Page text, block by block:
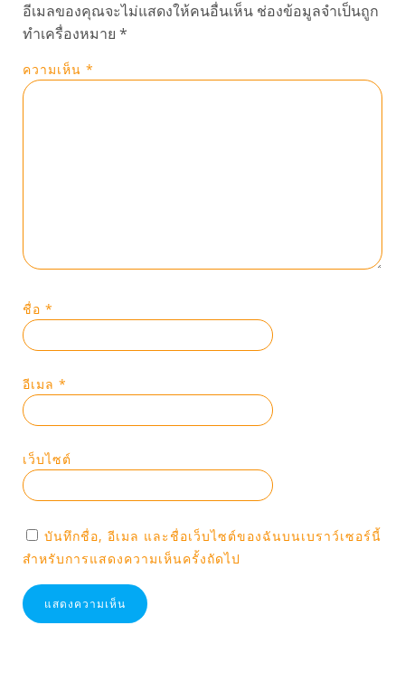
อีเมลของคุณจะไม่แสดงให้คนอื่นเห็น ช่องข้อมูลจำเป็นถูก
ทำเครื่องหมาย *
ความเห็น *
ชื่อ *
อีเมล *
เว็บไซต์
บันทึกชื่อ, อีเมล และชื่อเว็บไซต์ของฉันบนเบราว์เซอร์นี้
สำหรับการแสดงความเห็นครั้งถัดไป